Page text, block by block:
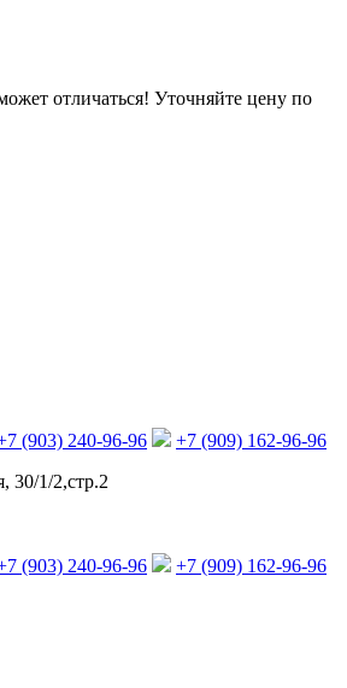
отличаться! Уточняйте цену по
(903) 240-96-96
+7 (909) 162-96-96
30/1/2,стр.2
(903) 240-96-96 +7 (909) 162-96-96